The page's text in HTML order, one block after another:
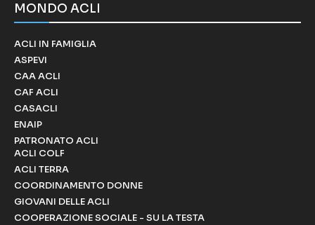
MONDO ACLI
ACLI IN FAMIGLIA
ASPEVI
CAA ACLI
CAF ACLI
CASACLI
ENAIP
PATRONATO ACLI
ACLI COLF
ACLI TERRA
COORDINAMENTO DONNE
GIOVANI DELLE ACLI
COOPERAZIONE SOCIALE - SU LA TESTA